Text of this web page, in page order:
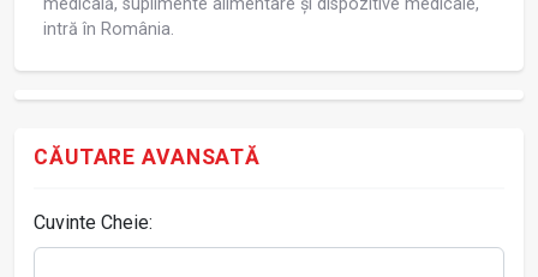
medicală, suplimente alimentare și dispozitive medicale,
intră în România.
CĂUTARE AVANSATĂ
Cuvinte Cheie: